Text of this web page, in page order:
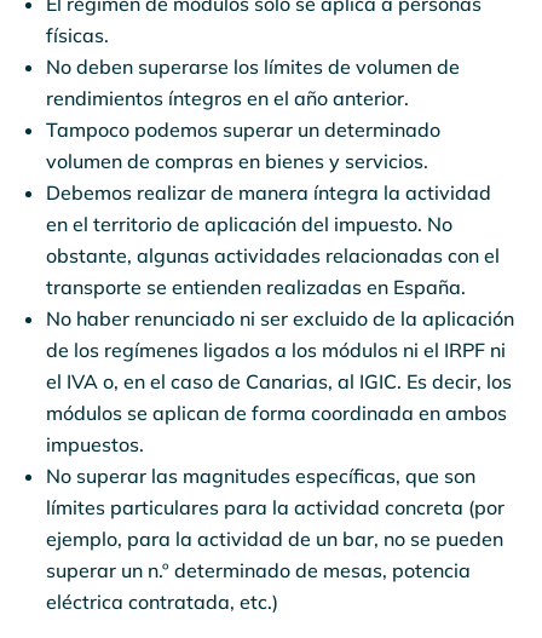
físicas.
No deben superarse los límites de volumen de
rendimientos íntegros en el año anterior.
Tampoco podemos superar un determinado
volumen de compras en bienes y servicios.
Debemos realizar de manera íntegra la actividad
en el territorio de aplicación del impuesto. No
obstante, algunas actividades relacionadas con el
transporte se entienden realizadas en España.
No haber renunciado ni ser excluido de la aplicación
de los regímenes ligados a los módulos ni el IRPF ni
el IVA o, en el caso de Canarias, al IGIC. Es decir, los
módulos se aplican de forma coordinada en ambos
impuestos.
No superar las magnitudes específicas, que son
límites particulares para la actividad concreta (por
ejemplo, para la actividad de un bar, no se pueden
superar un n.º determinado de mesas, potencia
eléctrica contratada, etc.)